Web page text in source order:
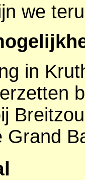
we
in
Grand